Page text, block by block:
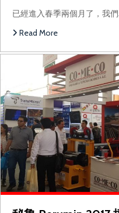
已經進入春季兩個月了，我
Read More